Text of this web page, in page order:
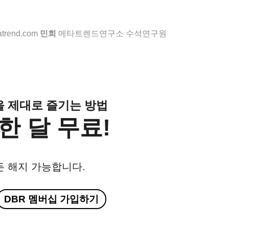
민희 메타트렌드연구소 수석연구원
제대로 즐기는 방법
달 무료!
해지 가능합니다.
DBR 멤버십 가입하기